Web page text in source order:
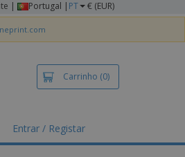
| Portugal | PT € (EUR)
Carrinho (0)
Entrar / Registar